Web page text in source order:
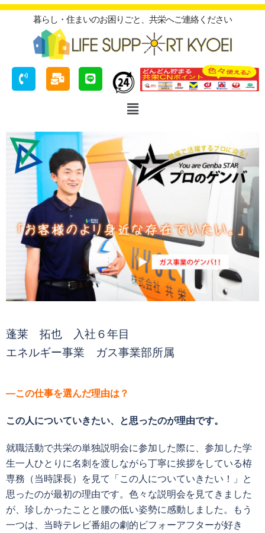
暮らし・住まいのお困りごと、共栄へご連絡ください
蓬莱 拓也 入社６年目
エネルギー事業 ガス事業部所属
—この仕事を選んだ理由は？
この人についていきたい、と思ったのが理由です。
就職活動で共栄の単独説明会に参加した際に、参加した学
生一人ひとりに名刺を渡しながら丁寧に挨拶をしている栫
専務（当時課長）を見て「この人についていきたい！」と
思ったのが最初の理由です。色々な説明会を見てきました
が、珍しかったことと腰の低い姿勢に感動しました。もう
一つは、当時テレビ番組の劇的ビフォーアフターが好き